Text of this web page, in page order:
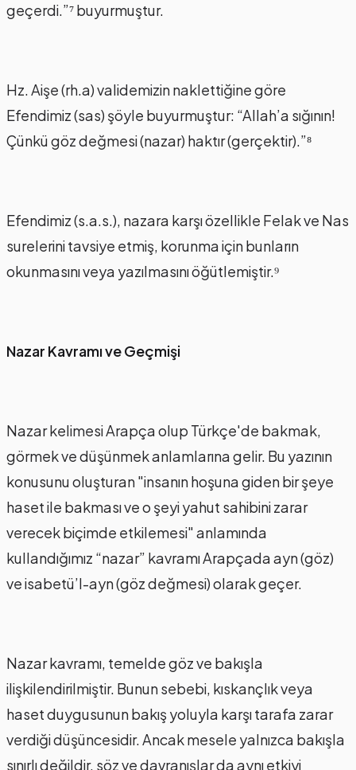
geçerdi.”⁷ buyurmuştur.
Hz. Aişe (rh.a) validemizin naklettiğine göre
Efendimiz (sas) şöyle buyurmuştur: “Allah’a sığının!
Çünkü göz değmesi (nazar) haktır (gerçektir).”⁸
Efendimiz (s.a.s.), nazara karşı özellikle Felak ve Nas
surelerini tavsiye etmiş, korunma için bunların
okunmasını veya yazılmasını öğütlemiştir.⁹
Nazar Kavramı ve Geçmişi
Nazar kelimesi Arapça olup Türkçe'de bakmak,
görmek ve düşünmek anlamlarına gelir. Bu yazının
konusunu oluşturan "insanın hoşuna giden bir şeye
haset ile bakması ve o şeyi yahut sahibini zarar
verecek biçimde etkilemesi" anlamında
kullandığımız “nazar” kavramı Arapçada ayn (göz)
ve isabetü’l-ayn (göz değmesi) olarak geçer.
Nazar kavramı, temelde göz ve bakışla
ilişkilendirilmiştir. Bunun sebebi, kıskançlık veya
haset duygusunun bakış yoluyla karşı tarafa zarar
verdiği düşüncesidir. Ancak mesele yalnızca bakışla
sınırlı değildir, söz ve davranışlar da aynı etkiyi